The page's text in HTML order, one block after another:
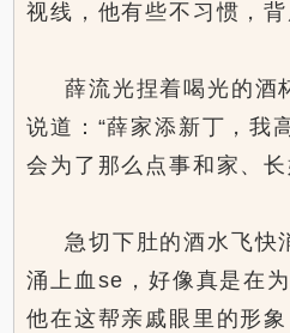
视线，他有些不习惯，背
薛流光捏着喝光的酒
说道：“薛家添新丁，我
会为了那么点事和家、
急切下肚的酒水飞快
涌上血se，好像真是在
他在这帮亲戚眼里的形